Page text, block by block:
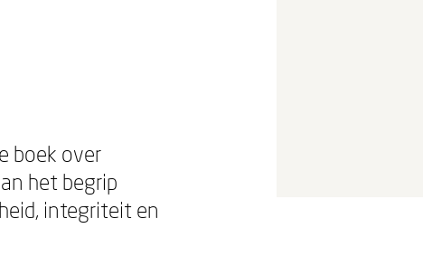
boek over
het begrip
integriteit en